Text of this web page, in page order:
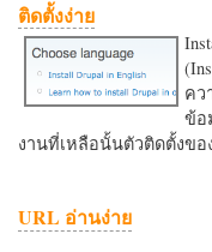
ติดตั้งง่าย
คว
ข้อ
งานที่เหลือนั้นตัวติดตั้งขอ
URL อ่านง่าย